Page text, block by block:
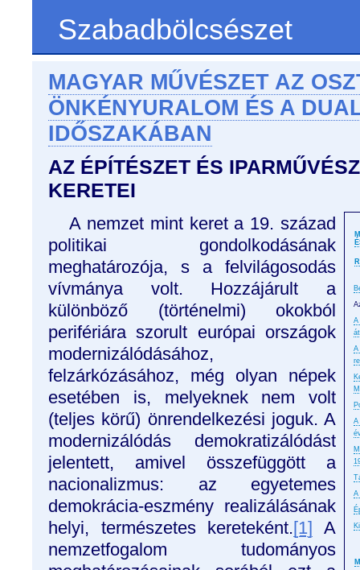
Szabadbölcsészet
MAGYAR MŰVÉSZET AZ
ÖNKÉNYURALOM ÉS A
IDŐSZAKÁBAN
AZ ÉPÍTÉSZET ÉS
KERETEI
A
A
A
A
A nemzet mint keret a 19. század
politikai gondolkodásának
meghatározója, s a felvilágosodás
vívmánya volt. Hozzájárult a
különböző (történelmi) okokból
perifériára szorult európai országok
modernizálódásához,
felzárkózásához, még olyan népek
esetében is, melyeknek nem volt
(teljes körű) önrendelkezési joguk. A
modernizálódás demokratizálódást
jelentett, amivel összefüggött a
nacionalizmus: az egyetemes
demokrácia-eszmény realizálásának
helyi, természetes kereteként.[1] A
nemzetfogalom tudományos